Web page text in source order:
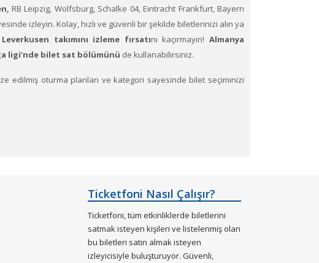
RB Leipzig, Wolfsburg, Schalke 04, Eintracht Frankfurt, Bayern
izleyin. Kolay, hızlı ve güvenli bir şekilde biletlerinizi alın ya
takımını izleme fırsatını kaçırmayın!Almanya
ligi’nde bilet sat bölümünü de kullanabilirsiniz.
edilmiş oturma planları ve kategori sayesinde bilet seçiminizi
Ticketfoni Nasıl Çalışır?
Ticketfoni, tüm etkinliklerde biletlerini
satmak isteyen kişileri ve listelenmiş olan
bu biletleri satın almak isteyen
izleyicisiyle buluşturuyor. Güvenli,